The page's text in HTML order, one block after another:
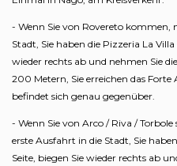
- Wenn Sie von Rovereto kommen,
Stadt, Sie haben die Pizzeria La
wieder rechts ab und nehmen Sie
200 Metern, Sie erreichen das
befindet sich genau gegenüber.
- Wenn Sie von Arco / Riva /
erste Ausfahrt in die Stadt, Sie
Seite, biegen Sie wieder rechts ab